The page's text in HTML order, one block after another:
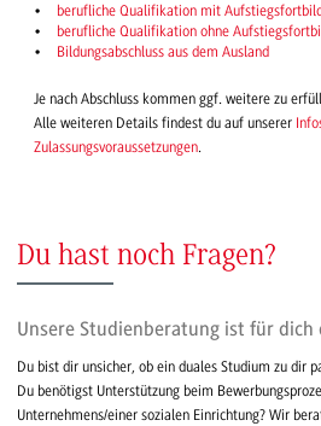
berufliche Qualifikation mit
berufliche Qualifikation ohne
Bildungsabschluss aus dem Ausland
Je nach Abschluss kommen ggf. weitere zu
Alle weiteren Details findest du auf unserer
Zulassungsvoraussetzungen.
Du hast noch Fragen?
Unsere Studienberatung ist für dich
Du bist dir unsicher, ob ein duales Studium zu dir
Du benötigst Unterstützung beim
Unternehmens/einer sozialen Einrichtung? Wir